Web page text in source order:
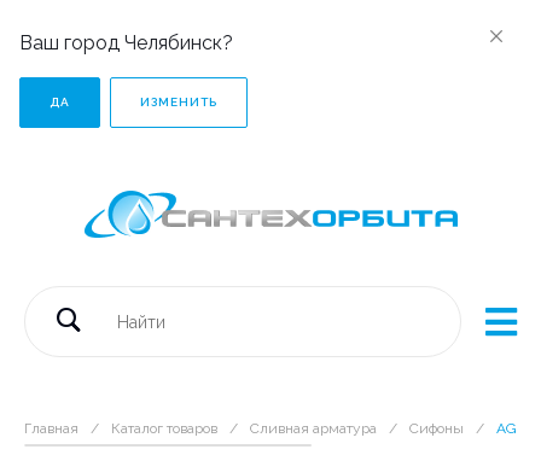
Ваш город Челябинск?
ДА ИЗМЕНИТЬ
Главная / Каталог товаров / Сливная арматура / Сифоны /